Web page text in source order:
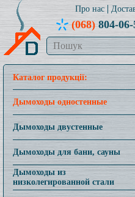
Про нас
(068)804-06-
Каталог продукції:
Дымоходы одностенные
Дымоходы двустенные
Дымоходы для бани, сауны
Дымоходы из
низколегированной стали